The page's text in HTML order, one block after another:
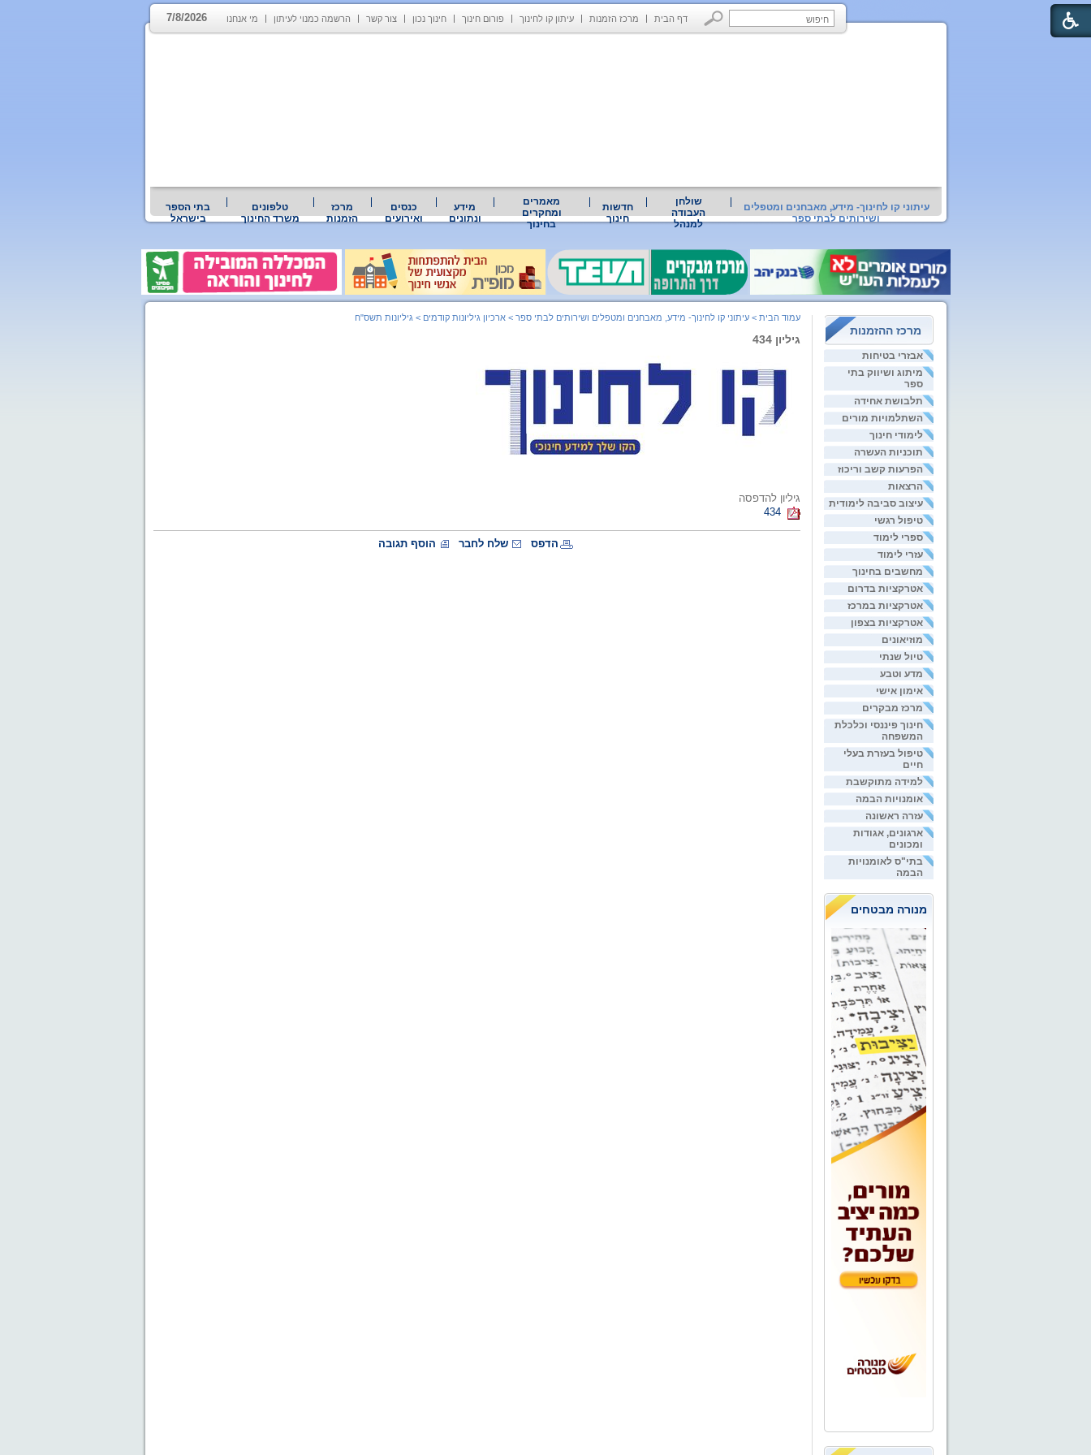
דף הבית מרכז הזמנות עיתון קו לחינוך פורום חינוך חינוך נכון צור קשר הרשמה כמנוי לעיתון מי אנחנו 7/8/2026
עיתוני קו לחינוך- מידע, מאבחנים ומטפלים
ושירותים לבתי ספר
שולחן
העבודה
למנהל
חדשות
חינוך
מאמרים
ומחקרים
בחינוך
מידע
ונתונים
כנסים
ואירועים
מרכז
הזמנות
טלפונים
משרד החינוך
בתי הספר
בישראל
מרכז ההזמנות
אבזרי בטיחות
מיתוג ושיווק בתי
ספר
תלבושת אחידה
השתלמויות מורים
לימודי חינוך
תוכניות העשרה
הפרעות קשב וריכוז
הרצאות
עיצוב סביבה לימודית
טיפול רגשי
ספרי לימוד
עזרי לימוד
מחשבים בחינוך
אטרקציות בדרום
אטרקציות במרכז
אטרקציות בצפון
מוזיאונים
טיול שנתי
מדע וטבע
אימון אישי
מרכז מבקרים
חינוך פיננסי וכלכלת
המשפחה
טיפול בעזרת בעלי
חיים
למידה מתוקשבת
אומנויות הבמה
עזרה ראשונה
ארגונים, אגודות
ומכונים
בתי"ס לאומנויות
הבמה
מנורה מבטחים
עמוד הבית > עיתוני קו לחינוך- מידע, מאבחנים ומטפלים ושירותים לבתי ספר > ארכיון גיליונות קודמים > גיליונות תשס"ח
גיליון 434
גיליון להדפסה
434
הדפס שלח לחבר הוסף תגובה